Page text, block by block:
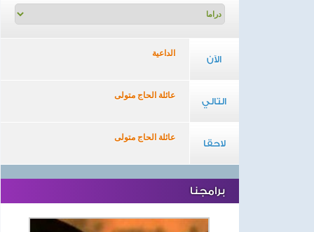
الآن
الداعية
التالي
عائلة الحاج متولى
لاحقا
عائلة الحاج متولى
برامجنا